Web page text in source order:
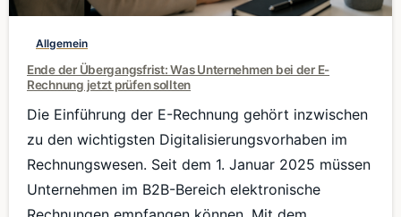
Allgemein
Ende der Übergangsfrist: Was Unternehmen bei der E-
Rechnung jetzt prüfen sollten
Die Einführung der E-Rechnung gehört inzwischen
zu den wichtigsten Digitalisierungsvorhaben im
Rechnungswesen. Seit dem 1. Januar 2025 müssen
Unternehmen im B2B-Bereich elektronische